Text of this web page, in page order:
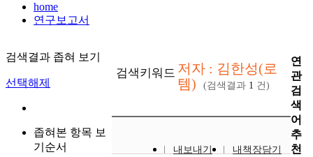
home
연구보고서
검색결과 좁혀 보기
선택해제
좁혀본 항목 보
기순서
검색키워드 저자 : 김한성(로
템)
(검색결과 1 건)
내보내기
내책장담기
연
관
검
색
어
추
천